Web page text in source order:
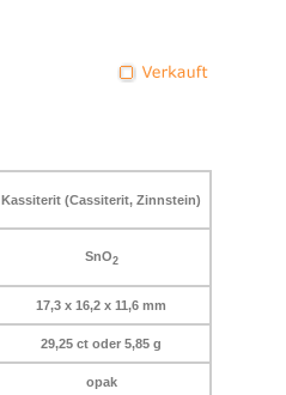
Kassiterit (Cassiterit, Zinnstein)
SnO2
17,3 x 16,2 x 11,6 mm
29,25 ct oder 5,85 g
opak